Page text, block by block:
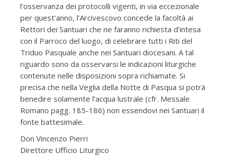
l’osservanza dei protocolli vigenti, in via eccezionale
per quest’anno, l’Arcivescovo concede la facoltà ai
Rettori dei Santuari che ne faranno richiesta d’intesa
con il Parroco del luogo, di celebrare tutti i Riti del
Triduo Pasquale anche nei Santuari diocesani. A tal
riguardo sono da osservarsi le indicazioni liturgiche
contenute nelle disposizioni sopra richiamate. Si
precisa che nella Veglia della Notte di Pasqua si potrà
benedire solamente l’acqua lustrale (cfr. Messale
Romano pagg. 185-186) non essendovi nei Santuari il
fonte battesimale.
Don Vincenzo Pierri
Direttore Ufficio Liturgico